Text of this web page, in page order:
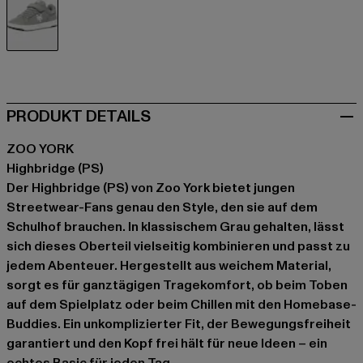
PRODUKT DETAILS
ZOO YORK
Highbridge (PS)
Der Highbridge (PS) von Zoo York bietet jungen
Streetwear-Fans genau den Style, den sie auf dem
Schulhof brauchen. In klassischem Grau gehalten, lässt
sich dieses Oberteil vielseitig kombinieren und passt zu
jedem Abenteuer. Hergestellt aus weichem Material,
sorgt es für ganztägigen Tragekomfort, ob beim Toben
auf dem Spielplatz oder beim Chillen mit den Homebase-
Buddies. Ein unkomplizierter Fit, der Bewegungsfreiheit
garantiert und den Kopf frei hält für neue Ideen – ein